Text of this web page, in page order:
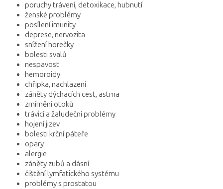
poruchy trávení, detoxikace, hubnutí
ženské problémy
posílení imunity
deprese, nervozita
snížení horečky
bolesti svalů
nespavost
hemoroidy
chřipka, nachlazení
záněty dýchacích cest, astma
zmírnění otoků
trávicí a žaludeční problémy
hojení jizev
bolesti krční páteře
opary
alergie
záněty zubů a dásní
čištění lymfatického systému
problémy s prostatou